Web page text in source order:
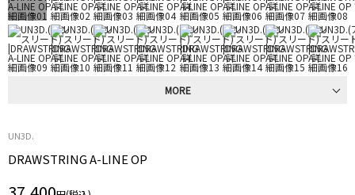
MORE
UN3D.
DRAWSTRING A-LINE OP